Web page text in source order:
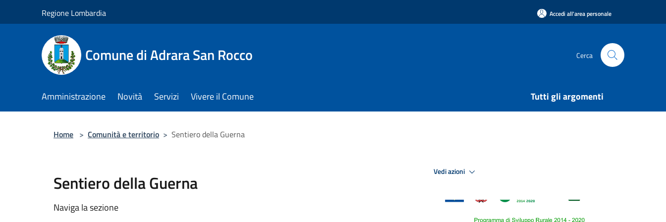
Regione Lombardia Accedi all'area personale
Comune di Adrara San Rocco Cerca
Amministrazione Novità Servizi Vivere il Comune Tutti gli argomenti
Home > Comunità e territorio > Sentiero della Guerna
Sentiero della Guerna
Naviga la sezione
Vedi azioni